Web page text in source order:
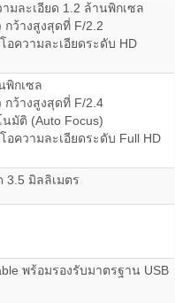
มละเอียด 1.2 ล้านพิกเซล
กว้างสูงสุดที่ F/2.2
อความละเอียดระดับ HD
พิกเซล
กว้างสูงสุดที่ F/2.4
มัติ (Auto Focus)
อความละเอียดระดับ Full HD
3.5 มิลลิเมตร
พร้อมรองรับมาตรฐาน USB